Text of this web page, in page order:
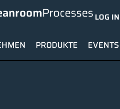
Processes LOG IN
PRODUKTE EVENTS